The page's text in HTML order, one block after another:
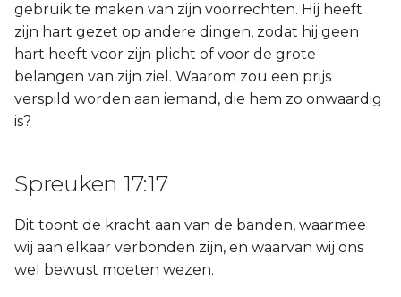
gebruik te maken van zijn voorrechten. Hij heeft
zijn hart gezet op andere dingen, zodat hij geen
hart heeft voor zijn plicht of voor de grote
belangen van zijn ziel. Waarom zou een prijs
verspild worden aan iemand, die hem zo onwaardig
is?
Spreuken 17:17
Dit toont de kracht aan van de banden, waarmee
wij aan elkaar verbonden zijn, en waarvan wij ons
wel bewust moeten wezen.